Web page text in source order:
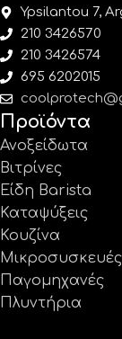
Ypsilantou 7,
210 3426570
210 3426574
695 6202015
Προϊόντα
Ανοξείδωτα
Βιτρίνες
Είδη Barista
Καταψύξεις
Κουζίνα
Μικροσυσκευές
Παγομηχανές
Πλυντήρια